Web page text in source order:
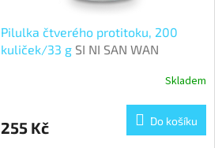
Pilulka čtverého protitoku, 200
kuliček/33 g SI NI SAN WAN
Skladem
255 Kč Do košíku